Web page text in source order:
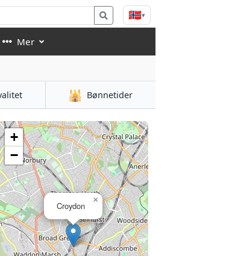
🇳🇴▾
Mer
🕌 Bønnetider
Croydon
×
+
−